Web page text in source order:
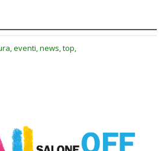
eventi,news,top,